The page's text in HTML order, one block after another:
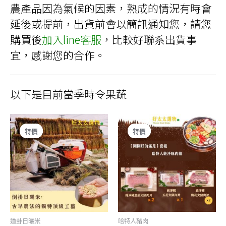
項
農產品因為氣候的因素，熟成的情況有時會
延後或提前，出貨前會以簡訊通知您，請您
購買後加入line客服 ，比較好聯系出貨事
宜，感謝您的合作。
以下是目前當季時令果蔬
特價
特價
道卦日曬米
特價
特價
哈特人豬肉